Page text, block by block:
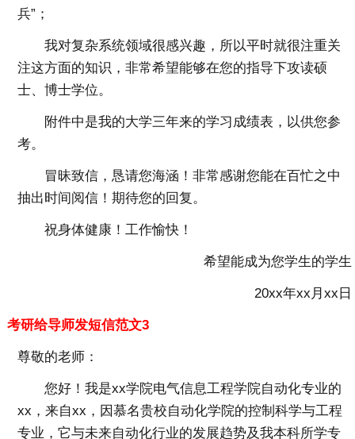
兵”；
我对复杂系统领域很感兴趣，所以平时就很注重关
注这方面的知识，非常希望能够在您的指导下攻读硕
士、博士学位。
附件中是我的大学三年来的学习成绩表，以供您参
考。
冒昧致信，恳请您海涵！非常感谢您能在百忙之中
抽出时间阅信！期待您的回复。
祝身体健康！工作愉快！
希望能成为您学生的学生
20xx年xx月xx日
考研给导师发短信范文3
尊敬的老师：
您好！我是xx学院电气信息工程学院自动化专业的
xx，来自xx，因慕名贵校自动化学院的控制科学与工程
专业，它与未来自动化行业的发展趋势及我本科所学专